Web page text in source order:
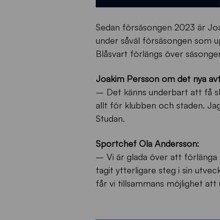
Sedan försäsongen 2023 är
under såväl försäsongen som
Blåsvart förlängs över
Joakim Persson om det nya
– Det känns underbart att få
allt för klubben och staden.
Studan.
Sportchef Ola Andersson:
– Vi är glada över att förlänga
tagit ytterligare steg i sin
får vi tillsammans möjlighet